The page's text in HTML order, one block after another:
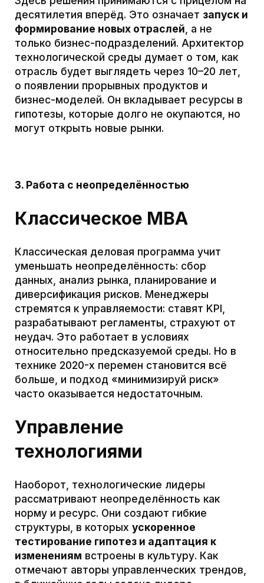
и способных превращать
неопределённость в ресурс. Это означает
не бояться «перепутать карты»:
экспериментальные лаборатории, пилоты и
форсайт-сессии становятся обычной
практикой.
4. Тип влияния и лидерства
Классическое MBA
контролирует реализацию планов,
инженерный: повысить эффективность
сводится к микроменеджменту задач и
«закручиванию гаек». Такой подход
пригоден, когда организационная среда
стабильна и правила игры известны.
Управление
технологиями
Здесь лидером выступает скорееинженер
среды— архитектор экосистемы, чем
«начальник по флоу». Его сила — всоздании
условий для автономной работы команд и
«переключается между ролями — от
капитана» и создает среду, в которой
а «жизнеспособными системами», в
которых решения принимаются быстро и
автономно.
Переход технологий из
науки в бизнес: роль
технологического лидера